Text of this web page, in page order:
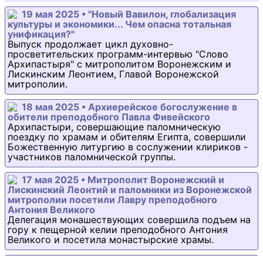
19 мая 2025 • "Новый Вавилон, глобализация
культуры и экономики... Чем опасна тотальная
унификация?"
Выпуск продолжает цикл духовно-
просветительских программ-интервью "Слово
Архипастыря" с митрополитом Воронежским и
Лискинским Леонтием, Главой Воронежской
митрополии.
18 мая 2025 • Архиерейское богослужение в
обители преподобного Павла Фивейского
Архипастыри, совершающие паломническую
поездку по храмам и обителям Египта, совершили
Божественную литургию в сослужении клириков -
участников паломнической группы.
17 мая 2025 • Митрополит Воронежский и
Лискинский Леонтий и паломники из Воронежской
митрополии посетили Лавру преподобного
Антония Великого
Делегация монашествующих совершила подъем на
гору к пещерной келии преподобного Антония
Великого и посетила монастырские храмы.